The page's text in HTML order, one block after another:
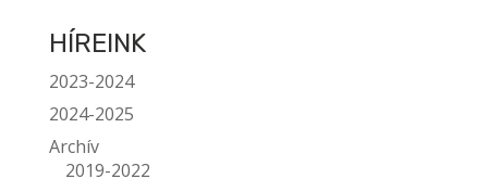
HÍREINK
2023-2024
2024-2025
Archív
2019-2022